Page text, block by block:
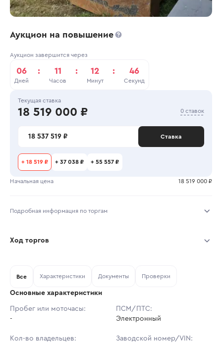
Аукцион на повышение
Аукцион завершится через
06
Дней
: 11
Часов
: 12
Минут
: 46
Секунд
Текущая ставка
18 519 000 ₽ 0 ставок
18 537 519 ₽ Ставка
+ 18 519 ₽ + 37 038 ₽ + 55 557 ₽
Начальная цена 18 519 000 ₽
Подробная информация по торгам
Тип аукциона: Открытые торги
Шаг торгов: 18 519 ₽
Кол-во ставок:
Ход торгов
Ставок не найдено
в аукционах
Все Характеристики Документы Проверки
Основные характеристики
Пробег или моточасы:
-
ПСМ/ПТС:
Электронный
Кол-во владельцев:
Заводской номер/VIN: